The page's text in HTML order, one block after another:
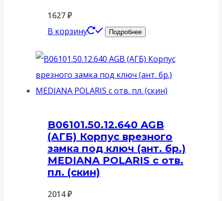
1627₽
В корзину
Подробнее
B06101.50.12.640 AGB
(АГБ) Корпус врезного
замка под ключ (ант. бр.)
MEDIANA POLARIS с отв.
пл. (скин)
2014₽